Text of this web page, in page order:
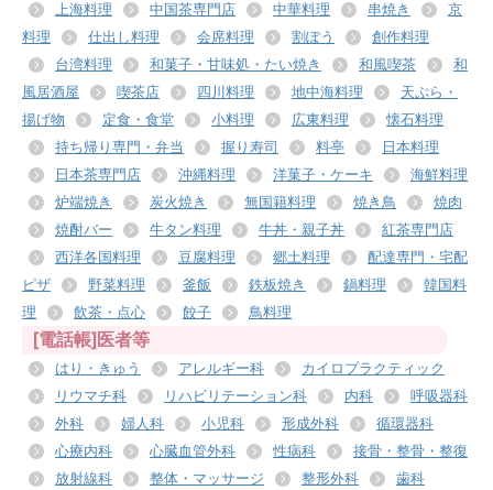
上海料理
中国茶専門店 中華料理 串焼き
京
料理
仕出し料理 会席料理 割ぽう
創作料理
台湾料理
和菓子・甘味処・たい焼き 和風喫茶
和
風居酒屋
喫茶店 四川料理 地中海料理
天ぷら・
揚げ物
定食・食堂 小料理 広東料理
懐石料理
持ち帰り専門・弁当
握り寿司 料亭
日本料理
日本茶専門店
沖縄料理 洋菓子・ケーキ
海鮮料理
炉端焼き
炭火焼き 無国籍料理 焼き鳥
焼肉
焼酎バー
牛タン料理 牛丼・親子丼
紅茶専門店
西洋各国料理
豆腐料理 郷土料理
配達専門・宅配
ピザ
野菜料理 釜飯 鉄板焼き 鍋料理
韓国料
理
飲茶・点心 餃子 鳥料理
[電話帳]医者等
はり・きゅう アレルギー科
カイロプラクティック
リウマチ科
リハビリテーション科 内科
呼吸器科
外科
婦人科 小児科 形成外科
循環器科
心療内科
心臓血管外科 性病科
接骨・整骨・整復
放射線科
整体・マッサージ 整形外科
歯科